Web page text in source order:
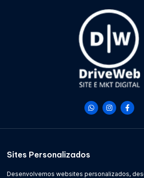
Sites Personalizados
Desenvolvemos websites personalizados,